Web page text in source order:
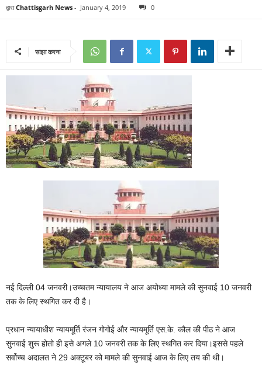
द्वारा Chattisgarh News - January 4, 2019 0
साझा करना
नई दिल्ली 04 जनवरी।उच्चतम न्यायालय ने आज अयोध्या मामले की सुनवाई 10 जनवरी
तक के लिए स्थगित कर दी है।
प्रधान न्यायाधीश न्यायमूर्ति रंजन गोगोई और न्यायमूर्ति एस.के. कौल की पीठ ने आज
सुनवाई शुरू होतो ही इसे अगले 10 जनवरी तक के लिए स्थगित कर दिया।इससे पहले
सर्वोच्च अदालत ने 29 अक्टूबर को मामले की सुनवाई आज के लिए तय की थी।